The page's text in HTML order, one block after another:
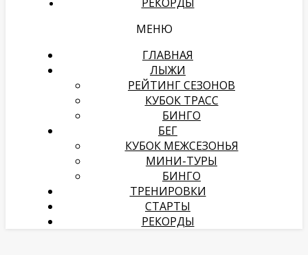
МЕНЮ
ГЛАВНАЯ
ЛЫЖИ
РЕЙТИНГ СЕЗОНОВ
КУБОК ТРАСС
БИНГО
БЕГ
КУБОК МЕЖСЕЗОНЬЯ
МИНИ-ТУРЫ
БИНГО
ТРЕНИРОВКИ
СТАРТЫ
РЕКОРДЫ